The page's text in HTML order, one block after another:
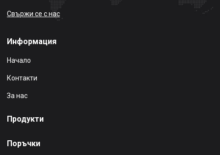
Свържи се с нас
Информация
Начало
Контакти
За нас
Продукти
Поръчки